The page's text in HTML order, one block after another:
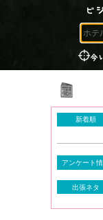
ビ
今
新着順
アンケート
出張ネタ